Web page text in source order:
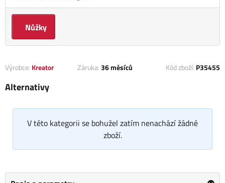
Nůžky
Výrobce: Kreator Záruka:36 měsíců Kód zboží: P35455
Alternativy
V této kategorii se bohužel zatím nenachází žádné
zboží.